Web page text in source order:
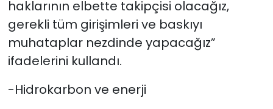
haklarının elbette takipçisi olacağız,
gerekli tüm girişimleri ve baskıyı
muhataplar nezdinde yapacağız”
ifadelerini kullandı.
-Hidrokarbon ve enerji